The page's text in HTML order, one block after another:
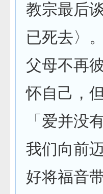
教宗最后
已死去〉
父母不再
怀自己，
「爱并没
我们向前
好将福音